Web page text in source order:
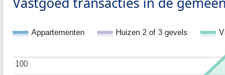
Appartementen Huizen 2 of 3 gevels
100
100